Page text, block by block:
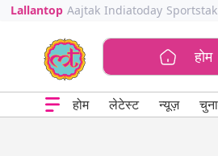
Lallantop Aajtak Indiatoday Sportstak
होम
होम लेटेस्ट न्यूज़